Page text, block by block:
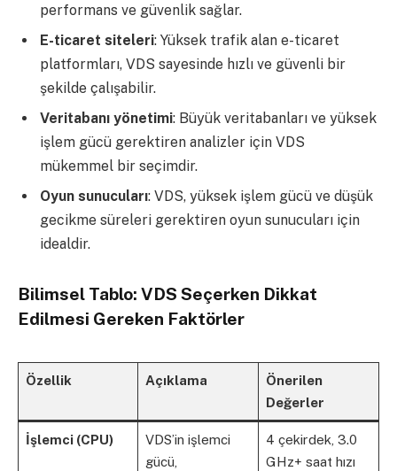
performans ve güvenlik sağlar.
E-ticaret siteleri: Yüksek trafik alan e-ticaret
platformları, VDS sayesinde hızlı ve güvenli bir
şekilde çalışabilir.
Veritabanı yönetimi: Büyük veritabanları ve yüksek
işlem gücü gerektiren analizler için VDS
mükemmel bir seçimdir.
Oyun sunucuları: VDS, yüksek işlem gücü ve düşük
gecikme süreleri gerektiren oyun sunucuları için
idealdir.
Bilimsel Tablo: VDS Seçerken Dikkat
Edilmesi Gereken Faktörler
Özellik Açıklama
Önerilen
Değerler
İşlemci (CPU)
VDS’in işlemci
gücü,
4 çekirdek, 3.0
GHz+ saat hızı